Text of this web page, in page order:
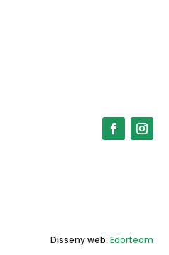
Disseny web: Edorteam